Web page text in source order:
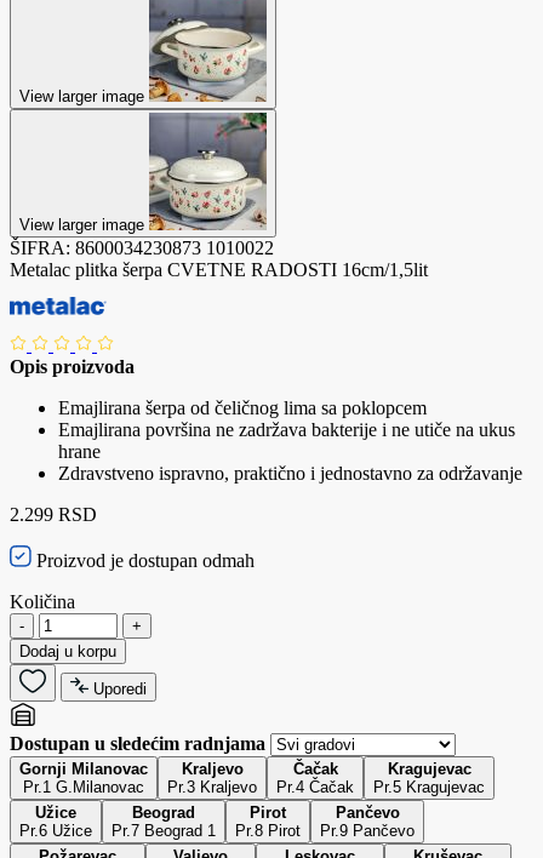
View larger image
View larger image
ŠIFRA: 8600034230873 1010022
Metalac plitka šerpa CVETNE RADOSTI 16cm/1,5lit
Opis proizvoda
Emajlirana šerpa od čeličnog lima sa poklopcem
Emajlirana površina ne zadržava bakterije i ne utiče na ukus
hrane
Zdravstveno ispravno, praktično i jednostavno za održavanje
2.299 RSD
Proizvod je dostupan odmah
Količina
-
+
Dodaj u korpu
Uporedi
Dostupan u sledećim radnjama
Gornji Milanovac
Pr.1 G.Milanovac
Kraljevo
Pr.3 Kraljevo
Čačak
Pr.4 Čačak
Kragujevac
Pr.5 Kragujevac
Užice
Pr.6 Užice
Beograd
Pr.7 Beograd 1
Pirot
Pr.8 Pirot
Pančevo
Pr.9 Pančevo